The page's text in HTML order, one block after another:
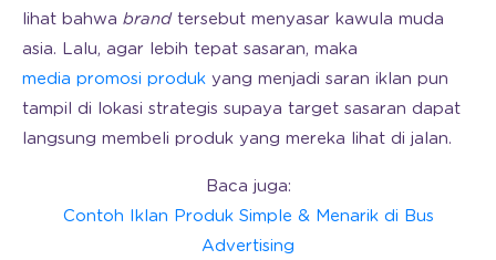
lihat bahwa brand tersebut menyasar kawula muda
asia. Lalu, agar lebih tepat sasaran, maka
media promosi produk yang menjadi saran iklan pun
tampil di lokasi strategis supaya target sasaran dapat
langsung membeli produk yang mereka lihat di jalan.
Baca juga:
Contoh Iklan Produk Simple & Menarik di Bus
Advertising